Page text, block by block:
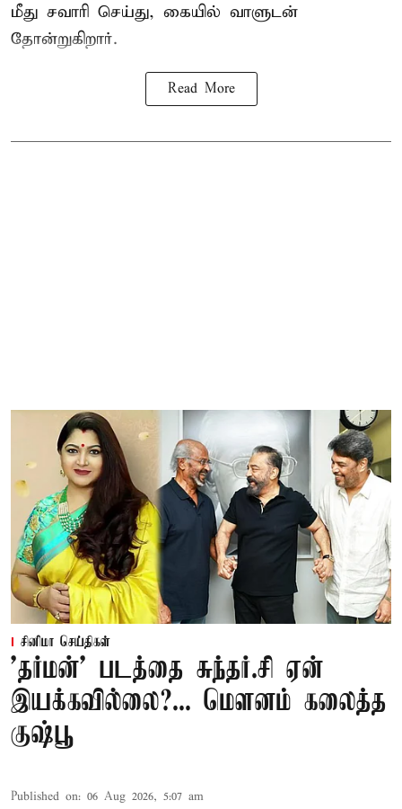
மீது சவாரி செய்து, கையில் வாளுடன்
தோன்றுகிறார்.
Read More
சினிமா செய்திகள்
'தர்மன்' படத்தை சுந்தர்.சி ஏன்
இயக்கவில்லை?... மௌனம் கலைத்த
குஷ்பூ
Published on: 06 Aug 2026, 5:07 am